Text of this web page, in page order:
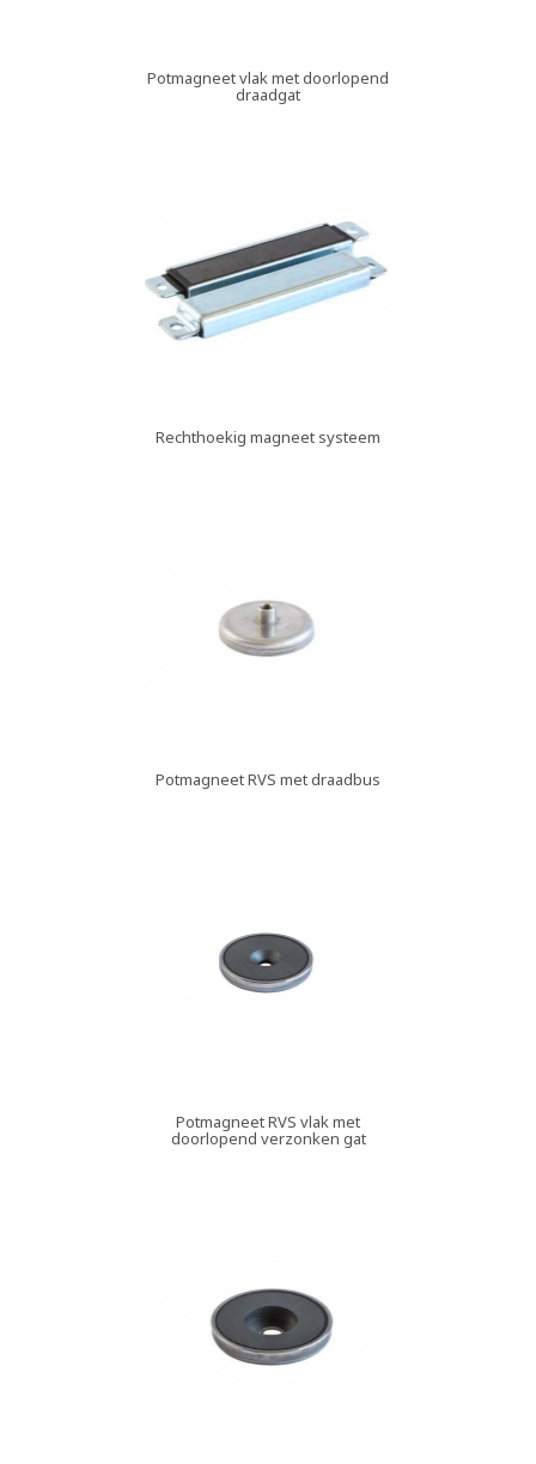
Potmagneet vlak met doorlopend
draadgat
Rechthoekig magneet systeem
Potmagneet RVS met draadbus
Potmagneet RVS vlak met
doorlopend verzonken gat